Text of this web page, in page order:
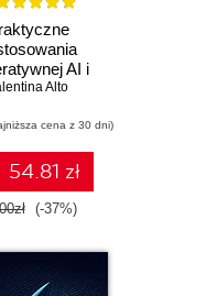
AI i
inżynierii
z
dla
Wydanie II
Alto
cena z 30 dni)
54.81 zł
(-37%)